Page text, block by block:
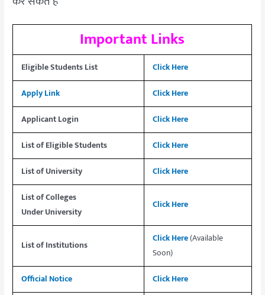
Important Links
Eligible StudentsList
Click Here
Apply Link
Click Here
Applicant Login
Click Here
List of Eligible Students
Click Here
List ofUniversity
Click Here
List of Colleges
UnderUniversity
Click Here
List ofInstitutions
Click Here(Available
Soon)
Official Notice
Click Here